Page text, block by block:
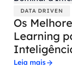
DATA DRIVEN
Os
Learning
Leia mais